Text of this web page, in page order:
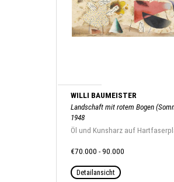
WILLI BAUMEISTER
Landschaft mit rotem Bogen
1948
Öl und Kunsharz auf
€70.000 - 90.000
Detailansicht